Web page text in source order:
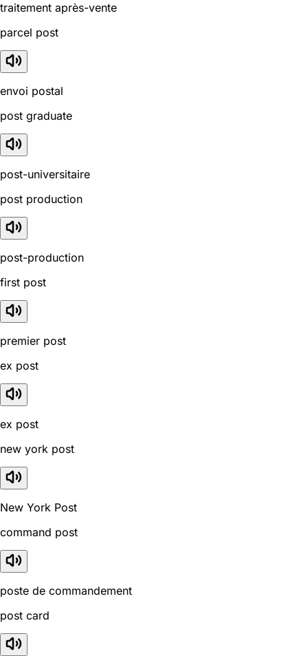
traitement après-vente
parcel post
envoi postal
post graduate
post-universitaire
post production
post-production
first post
premier post
ex post
ex post
new york post
New York Post
command post
poste de commandement
post card